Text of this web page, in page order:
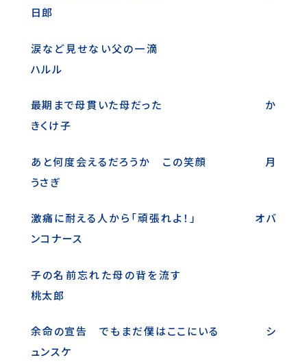
日郎
涙など見せない父の一滴
ハルル
最期まで母貫いた母だった か
きくけ子
あと何度会えるだろうか この笑顔 月
うさぎ
激痛に耐える人から「頑張れよ！」 オバ
ンコナース
子の名前忘れた母の背を流す
桃太郎
余命の宣告 でもまだ僕はここにいる シ
ュンスケ